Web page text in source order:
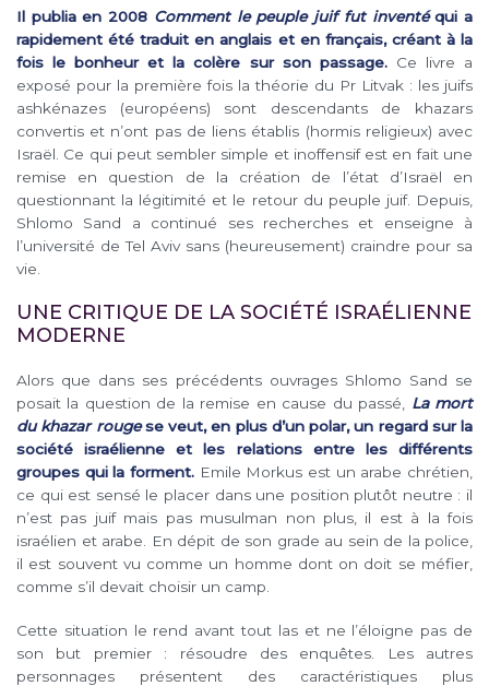
Il publia en 2008 Comment le peuple juif fut inventéqui a
rapidement été traduit en anglais et en français, créant à la
fois le bonheur et la colère sur son passage.Ce livre a
exposé pour la première fois la théorie du Pr Litvak : les juifs
ashkénazes (européens) sont descendants de khazars
convertis et n’ont pas de liens établis (hormis religieux) avec
Israël. Ce qui peut sembler simple et inoffensif est en fait une
remise en question de la création de l’état d’Israël en
questionnant la légitimité et le retour du peuple juif. Depuis,
Shlomo Sand a continué ses recherches et enseigne à
l’université de Tel Aviv sans (heureusement) craindre pour sa
vie.
UNE CRITIQUE DE LA SOCIÉTÉ ISRAÉLIENNE
MODERNE
Alors que dans ses précédents ouvrages Shlomo Sand se
posait la question de la remise en cause du passé, La mort
du khazar rougese veut, en plus d’un polar, un regard sur la
société israélienne et les relations entre les différents
groupes qui la forment. Emile Morkus est un arabe chrétien,
ce qui est sensé le placer dans une position plutôt neutre : il
n’est pas juif mais pas musulman non plus, il est à la fois
israélien et arabe. En dépit de son grade au sein de la police,
il est souvent vu comme un homme dont on doit se méfier,
comme s’il devait choisir un camp.
Cette situation le rend avant tout las et ne l’éloigne pas de
son but premier : résoudre des enquêtes. Les autres
personnages présentent des caractéristiques plus